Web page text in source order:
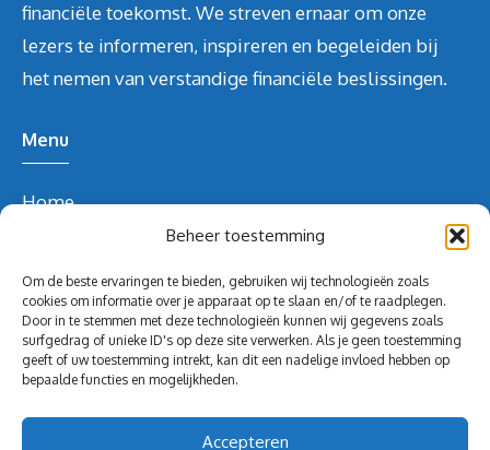
Beheer toestemming
Om de beste ervaringen te bieden, gebruiken wij technologieën zoals
cookies om informatie over je apparaat op te slaan en/of te raadplegen.
Door in te stemmen met deze technologieën kunnen wij gegevens zoals
surfgedrag of unieke ID's op deze site verwerken. Als je geen toestemming
geeft of uw toestemming intrekt, kan dit een nadelige invloed hebben op
bepaalde functies en mogelijkheden.
Accepteren
financiële toekomst. We streven ernaar om onze
lezers te informeren, inspireren en begeleiden bij
het nemen van verstandige financiële beslissingen.
Menu
Home
Contact
Blog
Contact Info
redactie@volghetgeld.nl